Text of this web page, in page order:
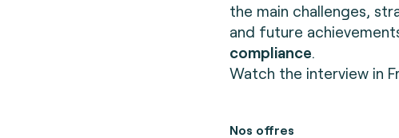
the main challenges,
and future
compliance.
Watch the interview in
Nos offres